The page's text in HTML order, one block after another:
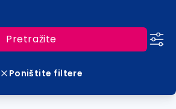
Pretražite
Poništite filtere